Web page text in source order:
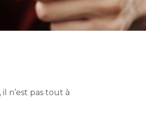
n’est pas tout à